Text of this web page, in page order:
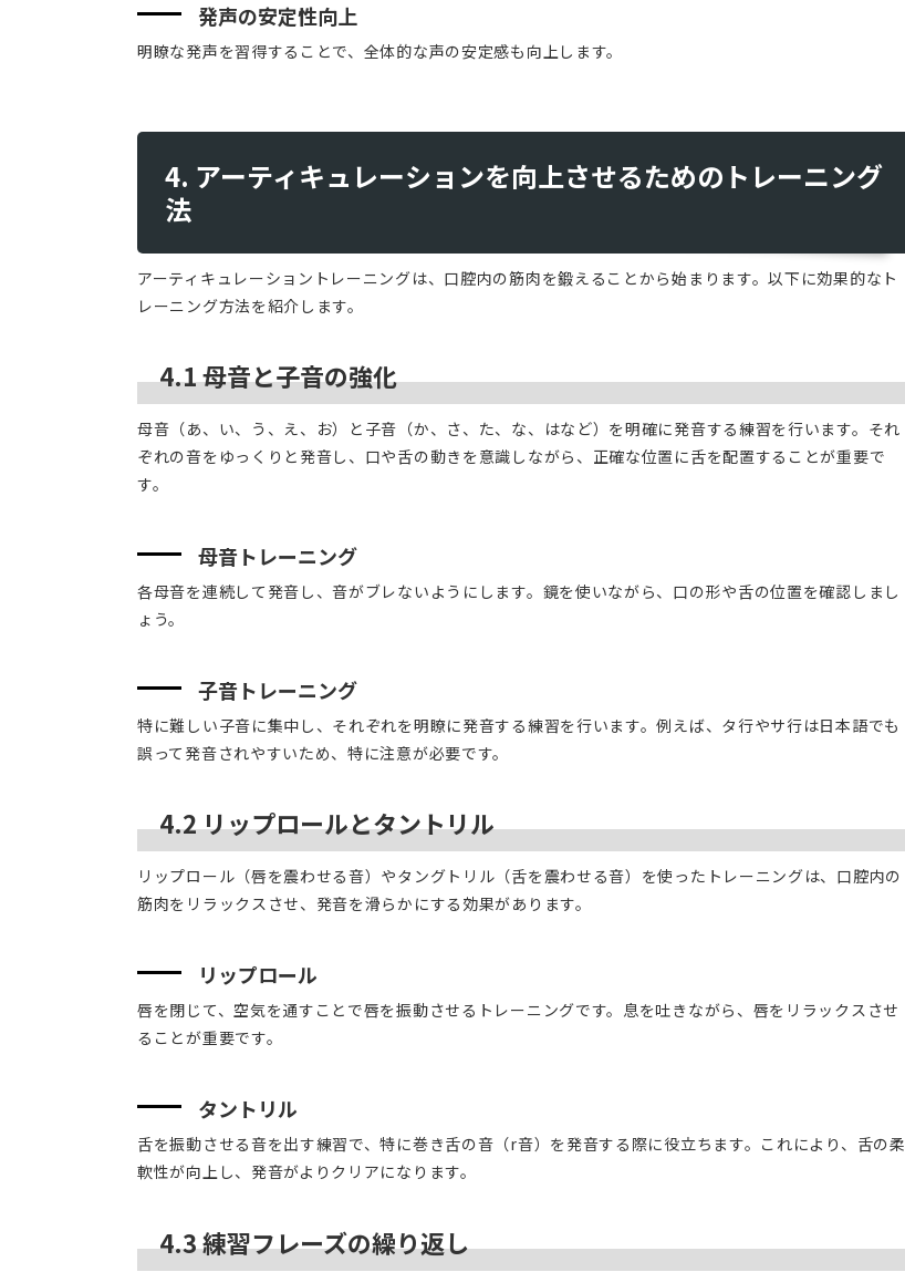
発声の安定性向上
明瞭な発声を習得することで、全体的な声の安定感も向上します。
4. アーティキュレーションを向上させるためのトレーニング
法
アーティキュレーショントレーニングは、口腔内の筋肉を鍛えることから始まります。以下に効果的なト
レーニング方法を紹介します。
4.1 母音と子音の強化
母音（あ、い、う、え、お）と子音（か、さ、た、な、はなど）を明確に発音する練習を行います。それ
ぞれの音をゆっくりと発音し、口や舌の動きを意識しながら、正確な位置に舌を配置することが重要で
す。
母音トレーニング
各母音を連続して発音し、音がブレないようにします。鏡を使いながら、口の形や舌の位置を確認しまし
ょう。
子音トレーニング
特に難しい子音に集中し、それぞれを明瞭に発音する練習を行います。例えば、タ行やサ行は日本語でも
誤って発音されやすいため、特に注意が必要です。
4.2 リップロールとタントリル
リップロール（唇を震わせる音）やタングトリル（舌を震わせる音）を使ったトレーニングは、口腔内の
筋肉をリラックスさせ、発音を滑らかにする効果があります。
リップロール
唇を閉じて、空気を通すことで唇を振動させるトレーニングです。息を吐きながら、唇をリラックスさせ
ることが重要です。
タントリル
舌を振動させる音を出す練習で、特に巻き舌の音（r音）を発音する際に役立ちます。これにより、舌の柔
軟性が向上し、発音がよりクリアになります。
4.3 練習フレーズの繰り返し